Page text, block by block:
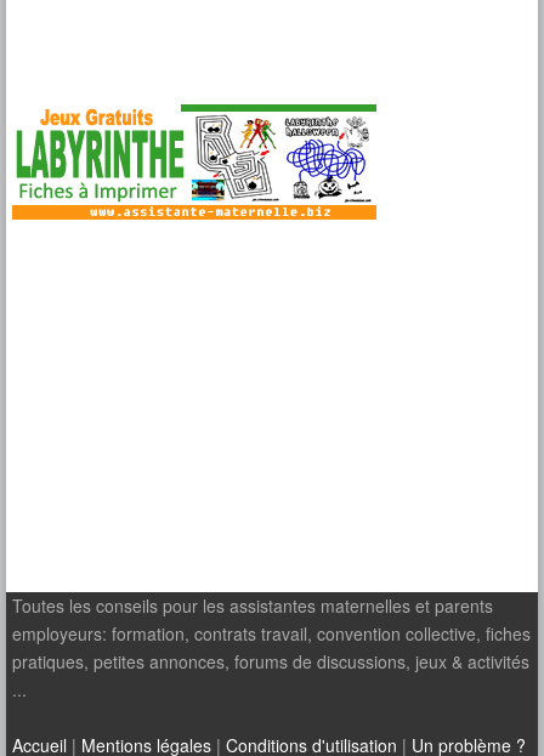
Toutes les conseils pour les assistantes maternelles et parents
employeurs: formation, contrats travail, convention collective, fiches
pratiques, petites annonces, forums de discussions, jeux & activités
...
Accueil | Mentions légales | Conditions d'utilisation | Un problème ?